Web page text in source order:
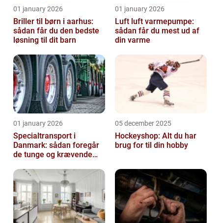
01 january 2026
Briller til børn i aarhus:
sådan får du den bedste
løsning til dit barn
01 january 2026
Luft luft varmepumpe:
sådan får du mest ud af
din varme
01 january 2026
Specialtransport i
Danmark: sådan foregår
de tunge og krævende
05 december 2025
Hockeyshop: Alt du har
brug for til din hobby